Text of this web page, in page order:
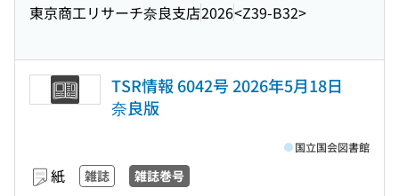
東京商工リサーチ奈良支店2026<Z39-B32>
TSR情報 6042号 2026年5月18日
奈良版
紙 雑誌 雑誌巻号
国立国会図書館